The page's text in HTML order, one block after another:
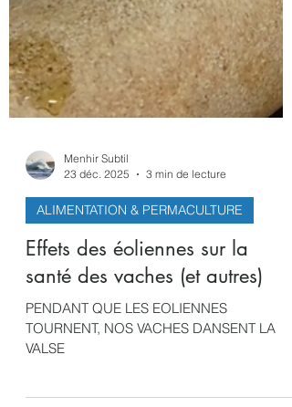
Menhir Subtil
23 déc. 2025
3 min de lecture